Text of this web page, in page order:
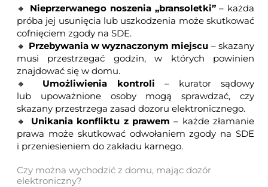
🔸 Nieprzerwanego noszenia „bransoletki”– każda
próba jej usunięcia lub uszkodzenia może skutkować
cofnięciem zgody na SDE.
🔸 Przebywania w wyznaczonym miejscu – skazany
musi przestrzegać godzin, w których powinien
znajdować się w domu.
🔸 Umożliwienia kontroli – kurator sądowy
lub upoważnione osoby mogą sprawdzać, czy
skazany przestrzega zasad dozoru elektronicznego.
🔸 Unikania konfliktu z prawem – każde złamanie
prawa może skutkować odwołaniem zgody na SDE
i przeniesieniem do zakładu karnego.
Czy można wychodzić z domu, mając dozór
elektroniczny?